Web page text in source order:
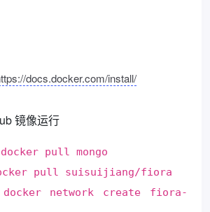
docs.docker.com/install/
镜像运行
docker pull mongo
pull suisuijiang/fiora
docker network create fiora-